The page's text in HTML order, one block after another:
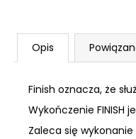
Opis
Finish oznacza, że
Wykończenie FINISH
Zaleca się